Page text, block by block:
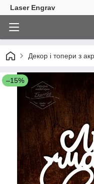
Laser Engrav
Декор і топери з
–15%